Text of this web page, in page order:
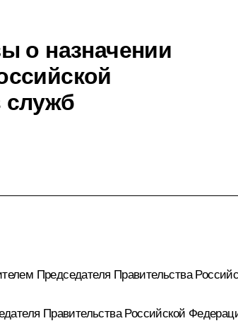
о назначении
служб
Председателя Правительства
Правительства Российской